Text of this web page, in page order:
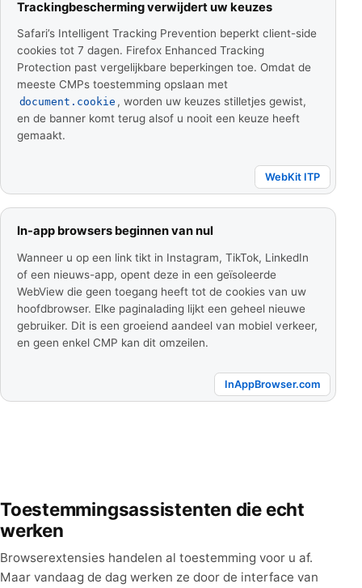
Trackingbescherming verwijdert uw keuzes
Safari’s Intelligent Tracking Prevention beperkt client-side
cookies tot 7 dagen. Firefox Enhanced Tracking
Protection past vergelijkbare beperkingen toe. Omdat de
meeste CMPs toestemming opslaan met
document.cookie , worden uw keuzes stilletjes gewist,
en de banner komt terug alsof u nooit een keuze heeft
gemaakt.
WebKit ITP
In-app browsers beginnen van nul
Wanneer u op een link tikt in Instagram, TikTok, LinkedIn
of een nieuws-app, opent deze in een geïsoleerde
WebView die geen toegang heeft tot de cookies van uw
hoofdbrowser. Elke paginalading lijkt een geheel nieuwe
gebruiker. Dit is een groeiend aandeel van mobiel verkeer,
en geen enkel CMP kan dit omzeilen.
InAppBrowser.com
Toestemmingsassistenten die echt
werken
Browserextensies handelen al toestemming voor u af.
Maar vandaag de dag werken ze door de interface van